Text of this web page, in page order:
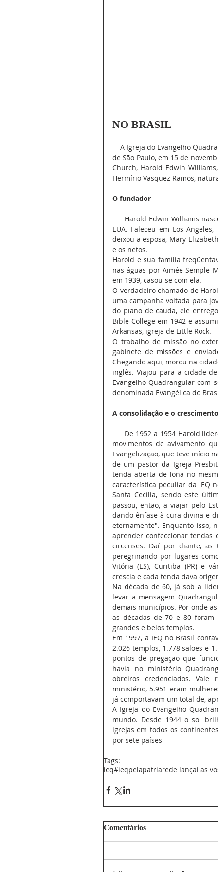
NO BRASIL
    A Igreja do Evangelho Quadrangular foi fundada na cidade de São João da Boa Vista, estado
de São Paulo, em 15 de
Church, Harold Edwin
Hermírio Vasquez Ramos,
O fundador
EUA. Faleceu em Los
deixou a esposa, Mary
e os netos.
Harold e sua família
nas águas por Aimée Semple
em 1939, casou-se com ela.
O verdadeiro chamado de
uma campanha voltada para
do piano de cauda, ele
Bible College em 1942 e
Arkansas, igreja de Little Rock.
O trabalho de missão no
gabinete de missões e
Chegando aqui, morou na
inglês. Viajou para a cidade
Evangelho Quadrangular com
denominada Evangélica do
A consolidação e o crescimento
movimentos de avivamento
Evangelização, que teve início
de um pastor da Igreja
tenda aberta de lona no
característica peculiar da IEQ
Santa Cecília, sendo este
passou, então, a viajar pelo
dando ênfase à cura divina e
eternamente". Enquanto isso,
aprender confeccionar tendas
circenses. Daí por diante, as
peregrinando por lugares
Vitória (ES), Curitiba (PR) e
crescia e cada tenda dava
Na década de 60, já sob a
levar a mensagem
demais municípios. Por onde
as décadas de 70 e 80 foram
grandes e belos templos.
Em 1997, a IEQ no Brasil
2.026 templos, 1.778 salões e
pontos de pregação que
havia no ministério
obreiros credenciados.
ministério, 5.951 eram
já comportavam um total de,
A Igreja do Evangelho
mundo. Desde 1944 o sol
igrejas em todos os
por sete países.
Tags:
ieq#ieqpelapatriarede lançai as
Comentários